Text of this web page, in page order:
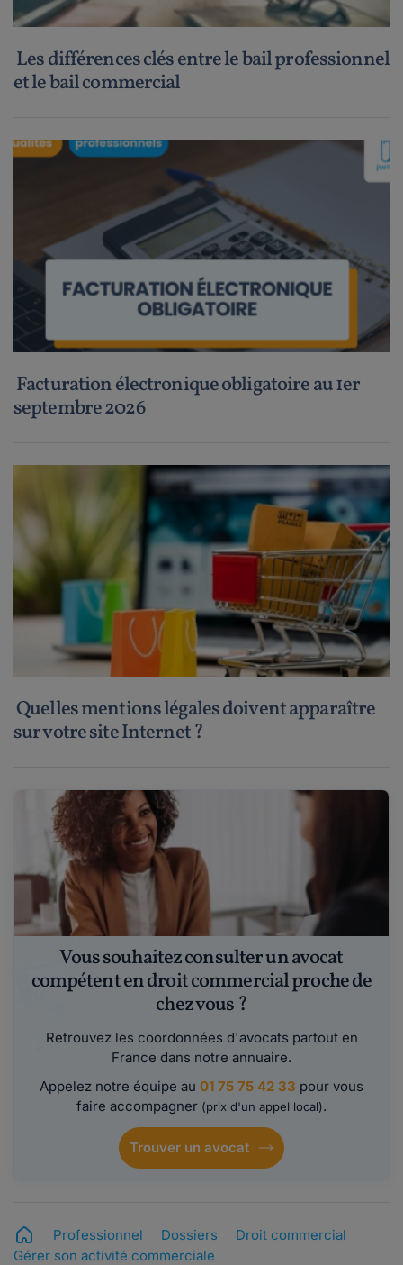
Les différences clés entre le bail professionnel
et le bail commercial
Facturation électronique obligatoire au 1er
septembre 2026
Quelles mentions légales doivent apparaître
sur votre site Internet ?
Vous souhaitez consulter un avocat
compétent en droit commercial proche de
chez vous ?
Retrouvez les coordonnées d'avocats partout en
France dans notre annuaire.
Appelez notre équipe au 01 75 75 42 33 pour vous
faire accompagner (prix d'un appel local).
Trouver un avocat
Professionnel Dossiers
Droit commercial
Gérer son activité commerciale